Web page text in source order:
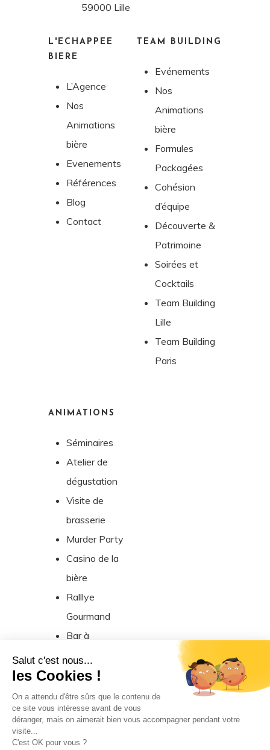
59000 Lille
L'ECHAPPÉE
BIÈRE
L’Agence
Nos
Animations
bière
Evenements
Références
Blog
Contact
TEAM BUILDING
Evénements
Nos
Animations
bière
Formules
Packagées
Cohésion
d’équipe
Découverte &
Patrimoine
Soirées et
Cocktails
Team Building
Lille
Team Building
Paris
ANIMATIONS
Séminaires
Atelier de
dégustation
Visite de
brasserie
Murder Party
Casino de la
bière
Ralllye
Gourmand
Bar à
Salut c'est nous...
les Cookies !
On a attendu d'être sûrs que le contenu de
ce site vous intéresse avant de vous
déranger, mais on aimerait bien vous accompagner pendant votre
visite...
C'est OK pour vous ?